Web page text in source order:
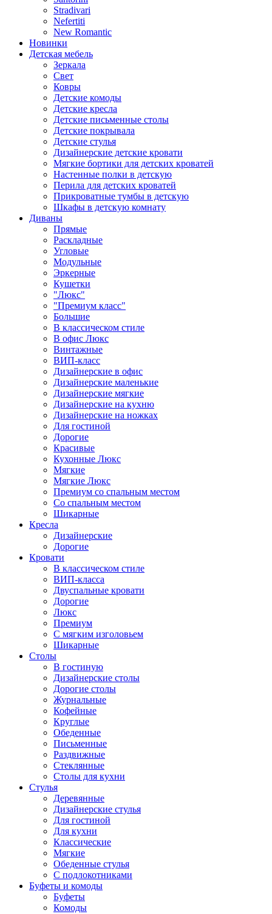
Stradivari
Nefertiti
New Romantic
Новинки
Детская мебель
Зеркала
Свет
Ковры
Детские комоды
Детские кресла
Детские письменные столы
Детские покрывала
Детские стулья
Дизайнерские детские кровати
Мягкие бортики для детских кроватей
Настенные полки в детскую
Перила для детских кроватей
Прикроватные тумбы в детскую
Шкафы в детскую комнату
Диваны
Прямые
Раскладные
Угловые
Модульные
Эркерные
Кушетки
"Люкс"
"Премиум класс"
Большие
В классическом стиле
В офис Люкс
Винтажные
ВИП-класс
Дизайнерские в офис
Дизайнерские маленькие
Дизайнерские мягкие
Дизайнерские на кухню
Дизайнерские на ножках
Для гостиной
Дорогие
Красивые
Кухонные Люкс
Мягкие
Мягкие Люкс
Премиум со спальным местом
Со спальным местом
Шикарные
Кресла
Дизайнерские
Дорогие
Кровати
В классическом стиле
ВИП-класса
Двуспальные кровати
Дорогие
Люкс
Премиум
С мягким изголовьем
Шикарные
Столы
В гостиную
Дизайнерские столы
Дорогие столы
Журнальные
Кофейные
Круглые
Обеденные
Письменные
Раздвижные
Стеклянные
Столы для кухни
Стулья
Деревянные
Дизайнерские стулья
Для гостиной
Для кухни
Классические
Мягкие
Обеденные стулья
С подлокотниками
Буфеты и комоды
Буфеты
Комоды